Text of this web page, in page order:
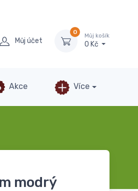
Můj účet
0
Můj košík
0 Kč
Akce Více
modrý